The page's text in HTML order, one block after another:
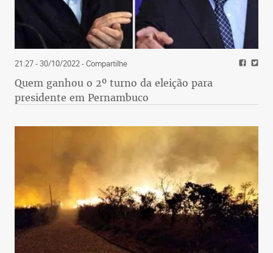
21:27 - 30/10/2022- Compartilhe
Quem ganhou o 2º turno da eleição para
presidente em Pernambuco